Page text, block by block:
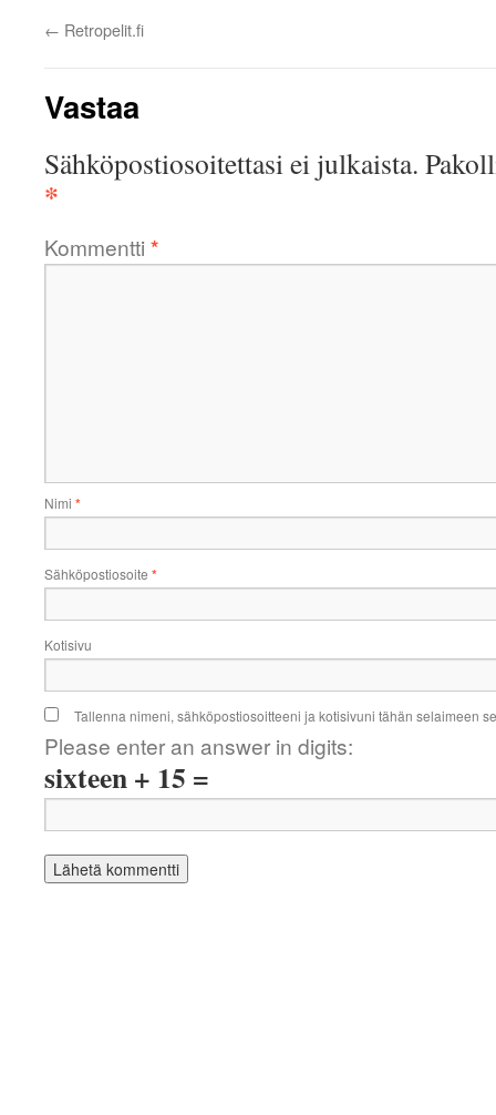
← Retropelit.fi
Vastaa
Sähköpostiosoitettasi ei julkaista.
*
Kommentti *
Nimi *
Sähköpostiosoite *
Kotisivu
Tallenna nimeni, sähköpostiosoitteeni ja kotisivuni tähän selaimeen
Please enter an answer in digits:
sixteen + 15 =